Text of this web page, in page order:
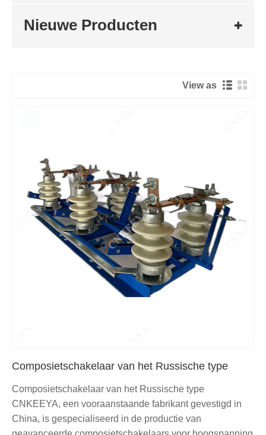
Nieuwe Producten
View as
Composietschakelaar van het Russische type
Composietschakelaar van het Russische type
CNKEEYA, een vooraanstaande fabrikant gevestigd in
China, is gespecialiseerd in de productie van